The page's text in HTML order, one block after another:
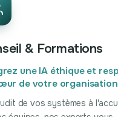
& Formations
une IA éthique et
de votre
de vos systèmes à